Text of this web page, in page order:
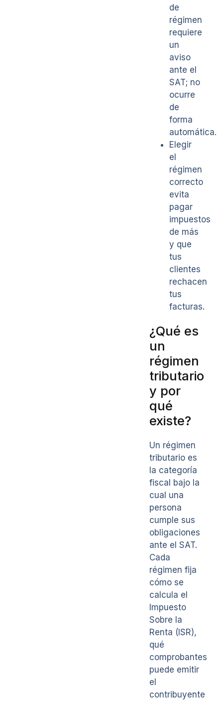
de
régimen
requiere
un
aviso
ante el
SAT; no
ocurre
de
forma
automática.
Elegir
el
régimen
correcto
evita
pagar
impuestos
de más
y que
tus
clientes
rechacen
tus
facturas.
¿Qué es
un
régimen
tributario
y por
qué
existe?
Un régimen
tributario es
la categoría
fiscal bajo la
cual una
persona
cumple sus
obligaciones
ante el SAT.
Cada
régimen fija
cómo se
calcula el
Impuesto
Sobre la
Renta (ISR),
qué
comprobantes
puede emitir
el
contribuyente